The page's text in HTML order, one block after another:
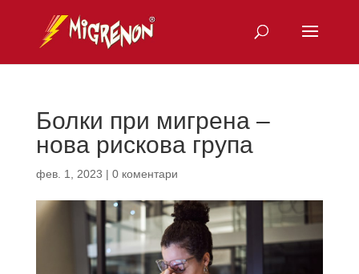
Болки при мигрена –
нова рискова група
фев. 1, 2023 | 0 коментари